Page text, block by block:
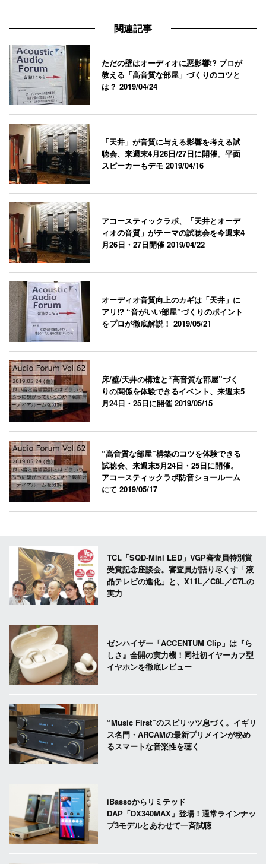
関連記事
ただの壁はオーディオに悪影響!? プロが
教える「高音質な部屋」づくりのコツと
は？2019/04/24
「天井」が音質に与える影響を考える試
聴会、来週末4月26日/27日に開催。平面
スピーカーもデモ2019/04/16
アコースティックラボ、「天井とオーデ
ィオの音質」がテーマの試聴会を今週末4
月26日・27日開催2019/04/22
オーディオ音質向上のカギは「天井」に
アリ!? “音がいい部屋”づくりのポイント
をプロが徹底解説！2019/05/21
床/壁/天井の構造と“高音質な部屋”づく
りの関係を体験できるイベント、来週末5
月24日・25日に開催2019/05/15
“高音質な部屋”構築のコツを体験できる
試聴会、来週末5月24日・25日に開催。
アコースティックラボ防音ショールーム
にて2019/05/17
TCL「SQD-Mini LED」VGP審査員特別賞
受賞記念座談会。審査員が語り尽くす「液
晶テレビの進化」と、X11L／C8L／C7Lの
実力
ゼンハイザー「ACCENTUM Clip」は『ら
しさ』全開の実力機！同社初イヤーカフ型
イヤホンを徹底レビュー
“Music First”のスピリッツ息づく。イギリ
ス名門・ARCAMの最新プリメインが秘め
るスマートな音楽性を聴く
iBassoからリミテッド
DAP「DX340MAX」登場！通常ラインナッ
プ3モデルとあわせて一斉試聴